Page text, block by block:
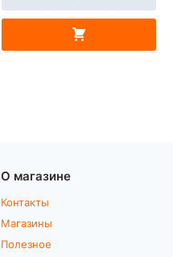
О магазине
Контакты
Магазины
Полезное